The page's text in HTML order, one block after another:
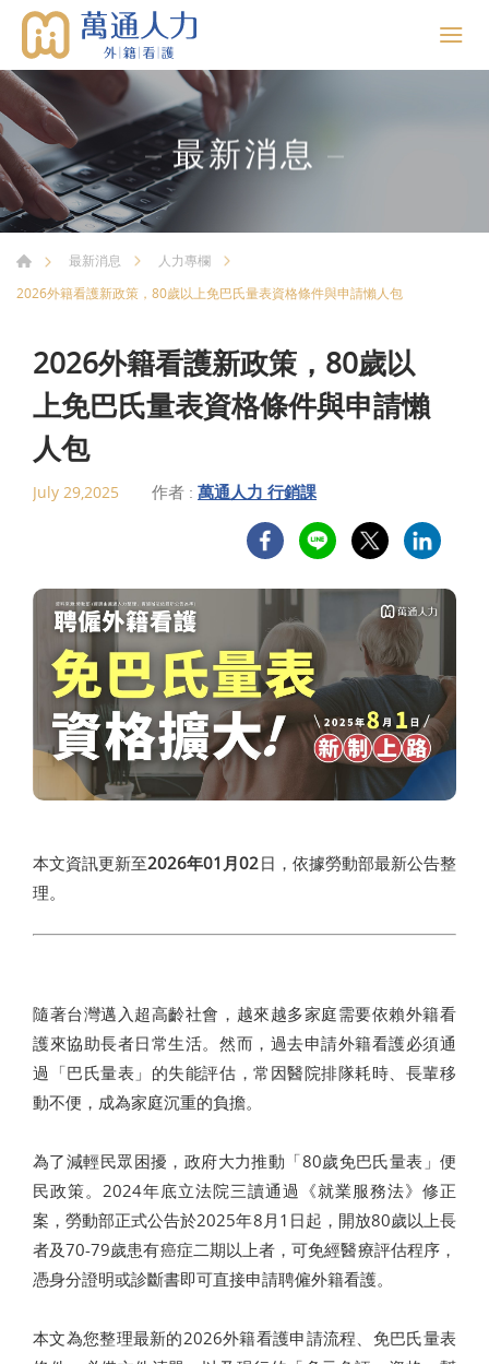
最新消息
最新消息
人力專欄
2026外籍看護新政策，80歲以上免巴氏量表資格條件與申請懶人包
2026外籍看護新政策，80歲以
上免巴氏量表資格條件與申請懶
人包
July 29,2025 作者 : 萬通人力 行銷課
本文資訊更新至2026年01月02日，依據勞動部最新公告整
理。
隨著台灣邁入超高齡社會，越來越多家庭需要依賴外籍看
護來協助長者日常生活。然而，過去申請外籍看護必須通
過「巴氏量表」的失能評估，常因醫院排隊耗時、長輩移
動不便，成為家庭沉重的負擔。
為了減輕民眾困擾，政府大力推動「80歲免巴氏量表」便
民政策。2024年底立法院三讀通過《就業服務法》修正
案，勞動部正式公告於2025年8月1日起，開放80歲以上長
者及70-79歲患有癌症二期以上者，可免經醫療評估程序，
憑身分證明或診斷書即可直接申請聘僱外籍看護。
本文為您整理最新的2026外籍看護申請流程、免巴氏量表